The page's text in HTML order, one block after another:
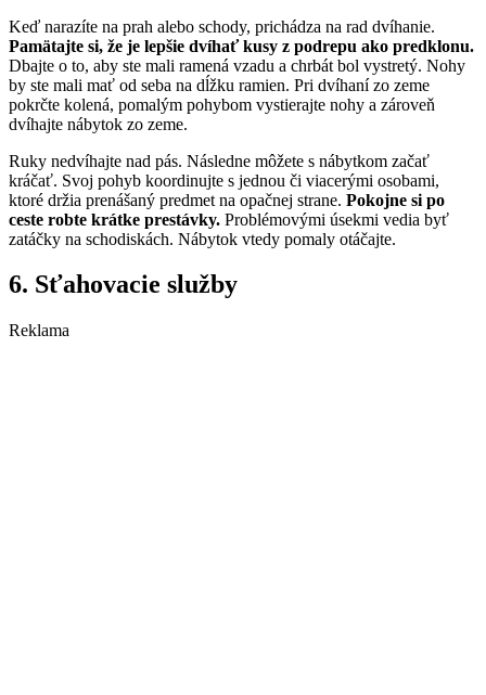
Keď narazíte na prah alebo schody, prichádza na rad dvíhanie.
Pamätajte si, že je lepšie dvíhať kusy z podrepu ako predklonu.
Dbajte o to, aby ste mali ramená vzadu a chrbát bol vystretý. Nohy
by ste mali mať od seba na dĺžku ramien. Pri dvíhaní zo zeme
pokrčte kolená, pomalým pohybom vystierajte nohy a zároveň
dvíhajte nábytok zo zeme.
Ruky nedvíhajte nad pás. Následne môžete s nábytkom začať
kráčať. Svoj pohyb koordinujte s jednou či viacerými osobami,
ktoré držia prenášaný predmet na opačnej strane. Pokojne si po
ceste robte krátke prestávky. Problémovými úsekmi vedia byť
zatáčky na schodiskách. Nábytok vtedy pomaly otáčajte.
6. Sťahovacie služby
Reklama